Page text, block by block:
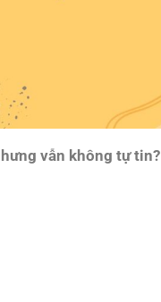
vẫn không tự tin?